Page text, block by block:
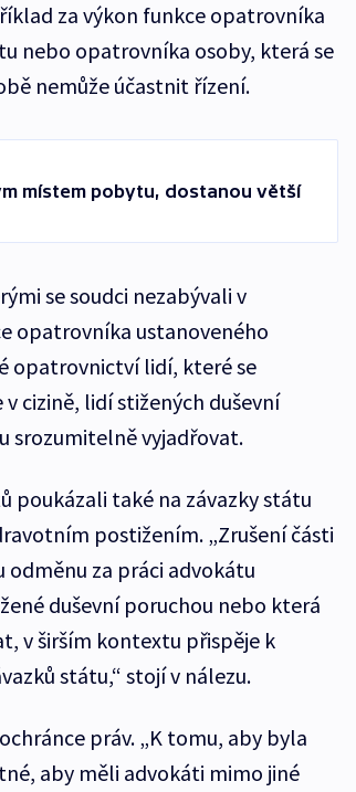
za výkon funkce opatrovníka
nebo opatrovníka osoby, která se
nemůže účastnit řízení.
místem pobytu, dostanou větší
se soudci nezabývali v
opatrovníka ustanoveného
opatrovnictví lidí, které se
cizině, lidí stižených duševní
srozumitelně vyjadřovat.
poukázali také na závazky státu
postižením. „Zrušení části
za práci advokátu
duševní poruchou nebo která
v širším kontextu přispěje k
státu,“ stojí v nálezu.
práv. „K tomu, aby byla
aby měli advokáti mimo jiné